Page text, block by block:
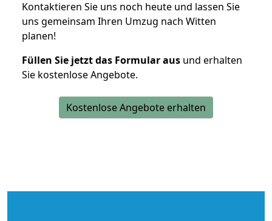
Kontaktieren Sie uns noch heute und lassen Sie
uns gemeinsam Ihren Umzug nach Witten
planen!
Füllen Sie jetzt das Formular aus und erhalten
Sie kostenlose Angebote.
Kostenlose Angebote erhalten